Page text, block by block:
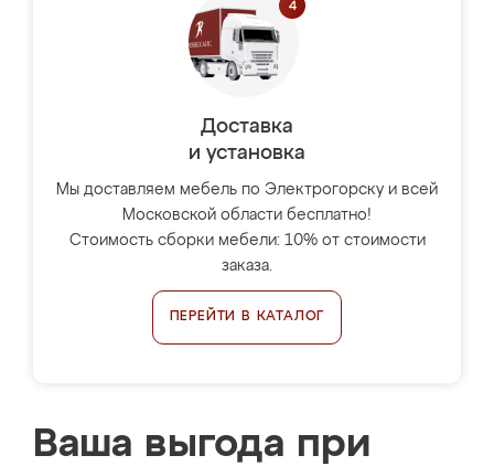
Доставка
и установка
Мы доставляем мебель по Электрогорску и всей
Московской области бесплатно!
Стоимость сборки мебели: 10% от стоимости
заказа.
ПЕРЕЙТИ В КАТАЛОГ
Ваша выгода при